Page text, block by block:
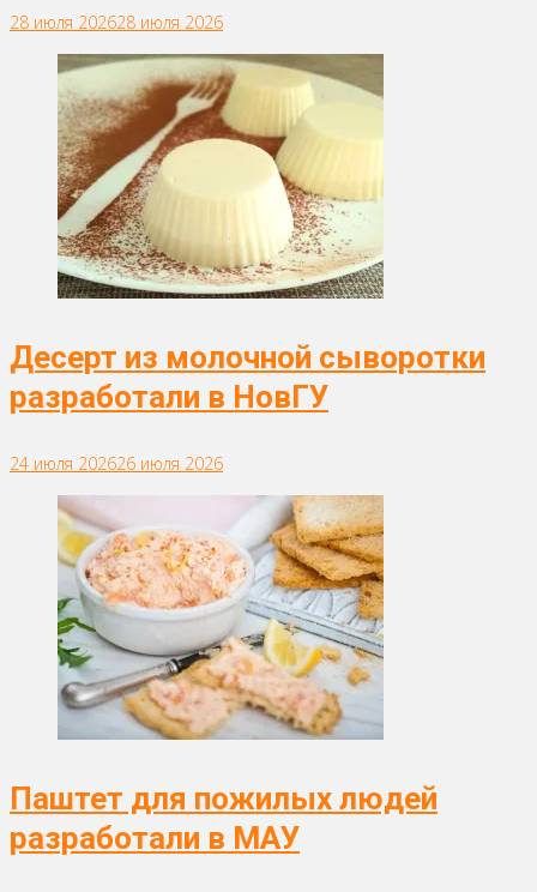
28 июля 202628 июля 2026
Десерт из молочной сыворотки
разработали в НовГУ
24 июля 202626 июля 2026
Паштет для пожилых людей
разработали в МАУ